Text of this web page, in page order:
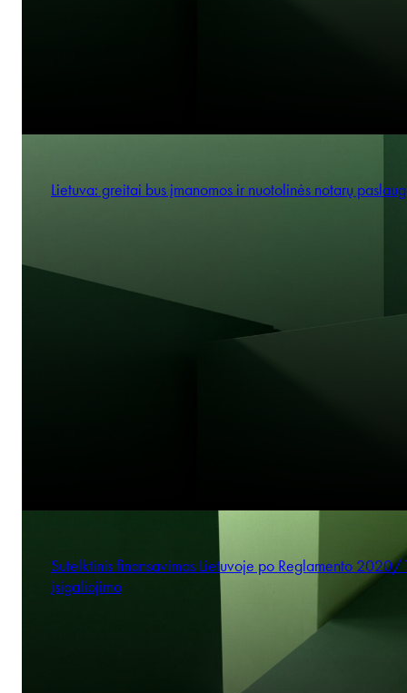
Lietuva: greitai bus įmanomos ir nuotolinės notarų
Sutelktinis finansavimas Lietuvoje po Reglamento
įsigaliojimo